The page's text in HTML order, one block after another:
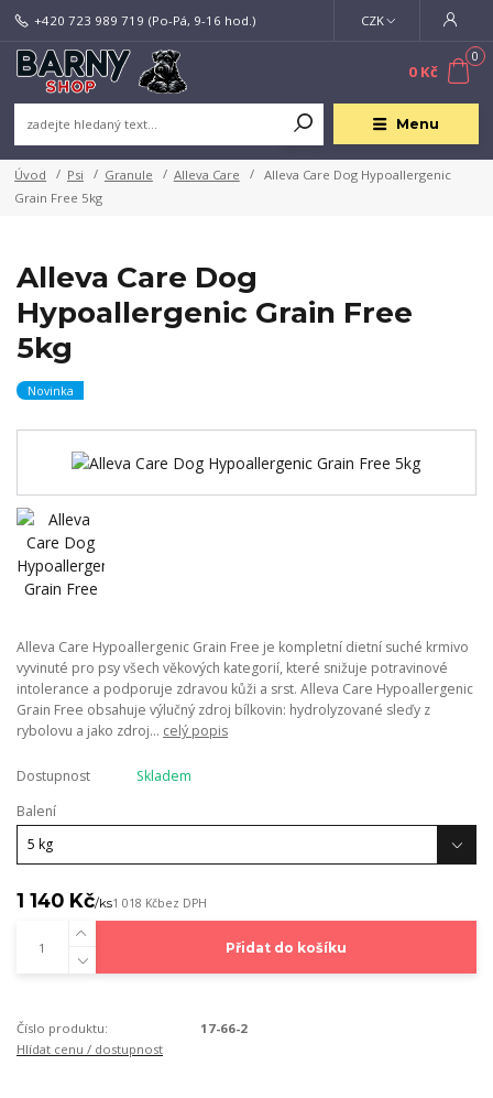
Menu
CZK
+420 723 989 719 (Po-Pá, 9-16 hod.)
0
0 Kč
Úvod Psi Granule Alleva Care
Alleva Care Dog Hypoallergenic
Grain Free 5kg
Alleva Care Dog
Hypoallergenic Grain Free
5kg
Novinka
Alleva Care Hypoallergenic Grain Free je kompletní dietní suché krmivo
vyvinuté pro psy všech věkových kategorií, které snižuje potravinové
intolerance a podporuje zdravou kůži a srst. Alleva Care Hypoallergenic
Grain Free obsahuje výlučný zdroj bílkovin: hydrolyzované sleďy z
rybolovu a jako zdroj... celý popis
Dostupnost
Skladem
Balení
1 140 Kč/ks1 018 Kčbez DPH
Přidat do košíku
Číslo produktu:
17-66-2
Hlídat cenu / dostupnost